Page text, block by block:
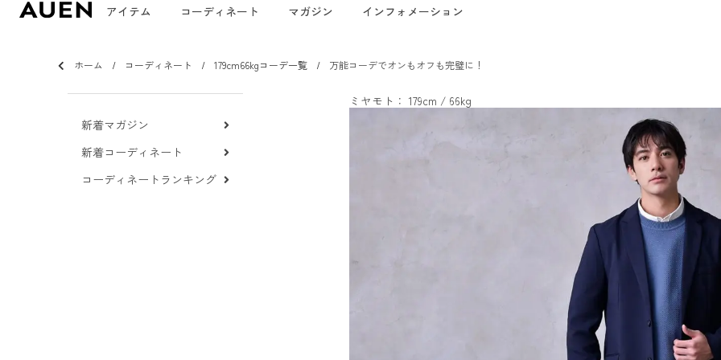
アイテム コーディネート マガジン インフォメーション
ホーム コーディネート 179cm66kgコーデ一覧 万能コーデでオンもオフも完璧に！
新着マガジン
新着コーディネート
コーディネートランキング
ミヤモト： 179cm / 66kg